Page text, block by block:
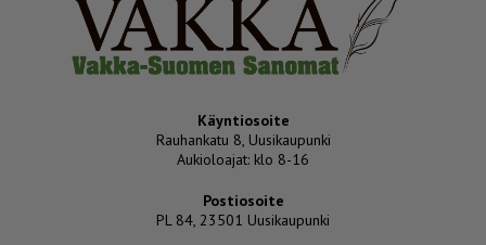
Käyntiosoite
Rauhankatu 8, Uusikaupunki
Aukioloajat: klo 8-16
Postiosoite
PL 84, 23501 Uusikaupunki